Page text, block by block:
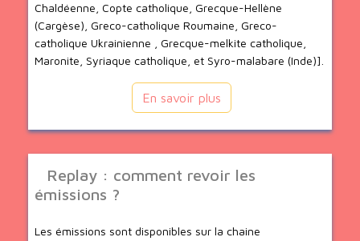
Chaldéenne, Copte catholique, Grecque-Hellène
(Cargèse), Greco-catholique Roumaine, Greco-
catholique Ukrainienne , Grecque-melkite catholique,
Maronite, Syriaque catholique, et Syro-malabare (Inde)].
En savoir plus
Replay : comment revoir les
émissions ?
Les émissions sont disponibles sur la chaine